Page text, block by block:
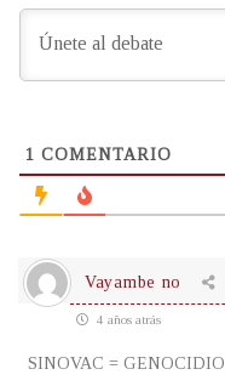
1 COMENTARIO
Vayambe no
4 años atrás
SINOVAC = GENOCIDIO